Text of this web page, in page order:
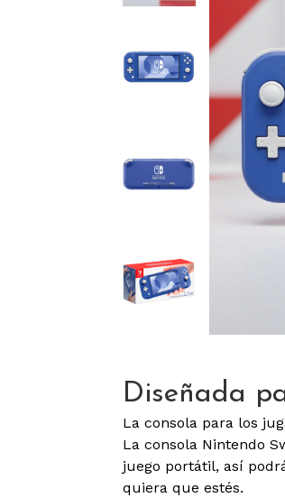
Diseñada
La consola para los
La consola Nintendo
juego portátil, así
quiera que estés.